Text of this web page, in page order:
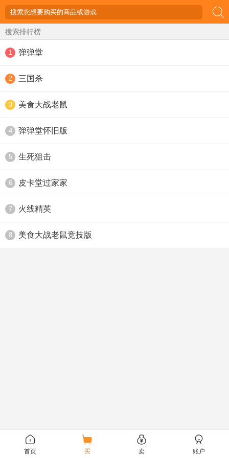
搜索排行榜
1 弹弹堂
2 三国杀
3 美食大战老鼠
4 弹弹堂怀旧版
5 生死狙击
6 皮卡堂过家家
7 火线精英
8 美食大战老鼠竞技版
首页 买 卖 账户